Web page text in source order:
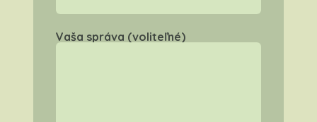
Vaša správa (voliteľné)